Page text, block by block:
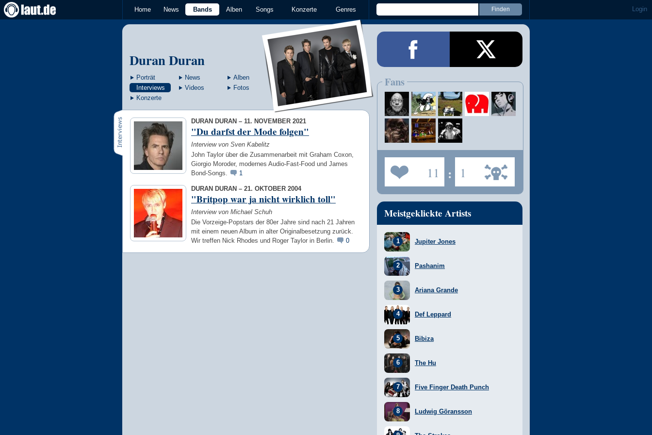
Home News Bands Alben Songs Konzerte Genres Login
Duran Duran
Porträt News
Alben
Interviews
Videos
Fotos
Konzerte
DURAN DURAN – 11. NOVEMBER 2021
"Du darfst der Mode folgen"
Interview von Sven Kabelitz
John Taylor über die Zusammenarbeit mit Graham Coxon,
Giorgio Moroder, modernes Audio-Fast-Food und James
Bond-Songs.
1
DURAN DURAN – 21. OKTOBER 2004
"Britpop war ja nicht wirklich toll"
Interview von Michael Schuh
Die Vorzeige-Popstars der 80er Jahre sind nach 21 Jahren
mit einem neuen Album in alter Originalbesetzung zurück.
Wir treffen Nick Rhodes und Roger Taylor in Berlin.
0
Fans
11 : 1
Meistgeklickte Artists
Jupiter Jones
Pashanim
Ariana Grande
Def Leppard
Bibiza
The Hu
Five Finger Death Punch
Ludwig Göransson